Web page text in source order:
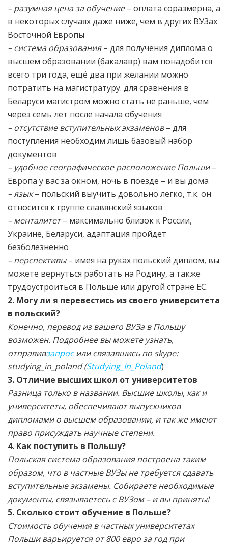
– разумная цена за обучение– оплата соразмерна, а
в некоторых случаях даже ниже, чем в других ВУЗах
Восточной Европы
– система образования– для получения диплома о
высшем образовании (бакалавр) вам понадобится
всего три года, ещё два при желании можно
потратить на магистратуру. для сравнения в
Беларуси магистром можно стать не раньше, чем
через семь лет после начала обучения
– отсутствие вступительных экзаменов– для
поступления необходим лишь базовый набор
документов
– удобное географическое расположение Польши–
Европа у вас за окном, ночь в поезде – и вы дома
– язык– польский выучить довольно легко, т.к. он
относится к группе славянский языков
– менталитет– максимально близок к России,
Украине, Беларуси, адаптация пройдет
безболезненно
– перспективы– имея на руках польский диплом, вы
можете вернуться работать на Родину, а также
трудоустроиться в Польше или другой стране ЕС.
2. Могу ли я перевестись из своего университета
в польский?
Конечно, перевод из вашего ВУЗа в Польшу
возможен. Подробнее вы можете узнать,
отправивзапросили связавшись по skype:
studying_in_poland (Studying_In_Poland)
3. Отличие высших школ от университетов
Разница только в названии. Высшие школы, как и
университеты, обеспечивают выпускников
дипломами о высшем образовании, и так же имеют
право присуждать научные степени.
4. Как поступить в Польшу?
Польская система образования построена таким
образом, что в частные ВУЗы не требуется сдавать
вступительные экзамены. Собираете необходимые
документы, связываетесь с ВУЗом – и вы приняты!
5. Сколько стоит обучение в Польше?
Стоимость обучения в частных университетах
Польши варьируется от 800 евро за год при